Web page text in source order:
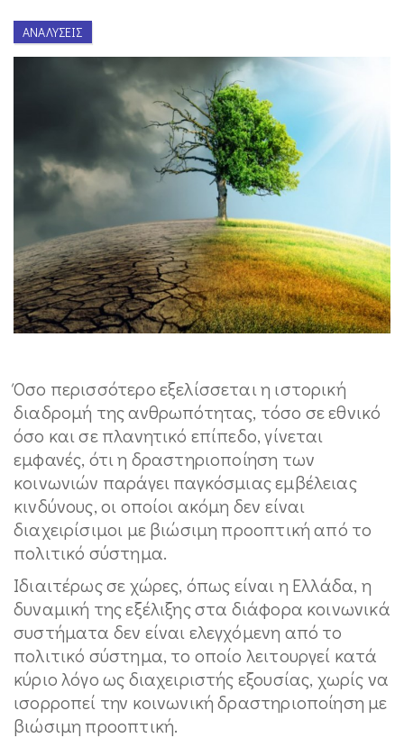
ΑΝΑΛΎΣΕΙΣ
Όσο περισσότερο εξελίσσεται η ιστορική
διαδρομή της ανθρωπότητας, τόσο σε εθνικό
όσο και σε πλανητικό επίπεδο, γίνεται
εμφανές, ότι η δραστηριοποίηση των
κοινωνιών παράγει παγκόσμιας εμβέλειας
κινδύνους, οι οποίοι ακόμη δεν είναι
διαχειρίσιμοι με βιώσιμη προοπτική από το
πολιτικό σύστημα.
Ιδιαιτέρως σε χώρες, όπως είναι η Ελλάδα, η
δυναμική της εξέλιξης στα διάφορα κοινωνικά
συστήματα δεν είναι ελεγχόμενη από το
πολιτικό σύστημα, το οποίο λειτουργεί κατά
κύριο λόγο ως διαχειριστής εξουσίας, χωρίς να
ισορροπεί την κοινωνική δραστηριοποίηση με
βιώσιμη προοπτική.